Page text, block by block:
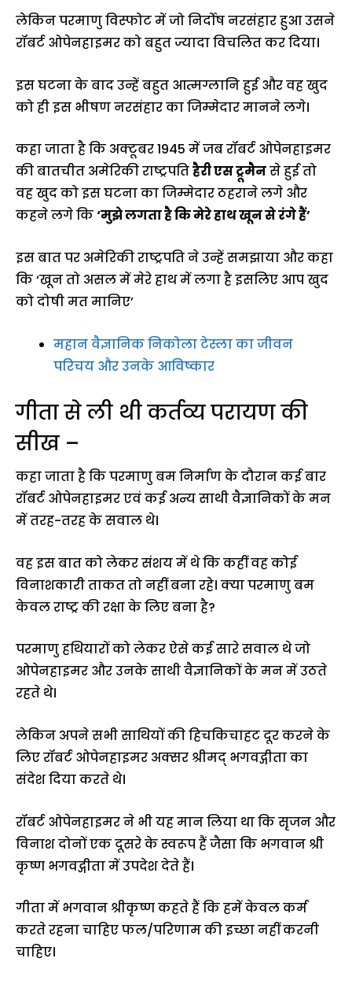
लेकिन परमाणु विस्फोट में जो निर्दोष नरसंहार हुआ उसने
रॉबर्ट ओपेनहाइमर को बहुत ज्यादा विचलित कर दिया।
इस घटना के बाद उन्हें बहुत आत्मग्लानि हुई और वह खुद
को ही इस भीषण नरसंहार का जिम्मेदार मानने लगे।
कहा जाता है कि अक्टूबर 1945 में जब रॉबर्ट ओपेनहाइमर
की बातचीत अमेरिकी राष्ट्रपतिहैरी एस ट्रूमैनसे हुई तो
वह खुद को इस घटना का जिम्मेदार ठहराने लगे और
कहने लगे कि‘मुझे लगता है कि मेरे हाथ खून से रंगे हैं’
इस बात पर अमेरिकी राष्ट्रपति ने उन्हें समझाया और कहा
कि ‘खून तो असल में मेरे हाथ में लगा है इसलिए आप खुद
को दोषी मत मानिए’
महान वैज्ञानिक निकोला टेस्ला का जीवन
परिचय और उनके आविष्कार
गीता से ली थी कर्तव्य परायण की
सीख –
कहा जाता है कि परमाणु बम निर्माण के दौरान कई बार
रॉबर्ट ओपेनहाइमर एवं कई अन्य साथी वैज्ञानिकों के मन
में तरह-तरह के सवाल थे।
वह इस बात को लेकर संशय में थे कि कहीं वह कोई
विनाशकारी ताकत तो नहीं बना रहे। क्या परमाणु बम
केवल राष्ट्र की रक्षा के लिए बना है?
परमाणु हथियारों को लेकर ऐसे कई सारे सवाल थे जो
ओपेनहाइमर और उनके साथी वैज्ञानिकों के मन में उठते
रहते थे।
लेकिन अपने सभी साथियों की हिचकिचाहट दूर करने के
लिए रॉबर्ट ओपेनहाइमर अक्सर श्रीमद् भगवद्गीता का
संदेश दिया करते थे।
रॉबर्ट ओपेनहाइमर ने भी यह मान लिया था कि सृजन और
विनाश दोनों एक दूसरे के स्वरूप हैं जैसा कि भगवान श्री
कृष्ण भगवद्गीता में उपदेश देते हैं।
गीता में भगवान श्रीकृष्ण कहते हैं कि हमें केवल कर्म
करते रहना चाहिए फल/परिणाम की इच्छा नहीं करनी
चाहिए।